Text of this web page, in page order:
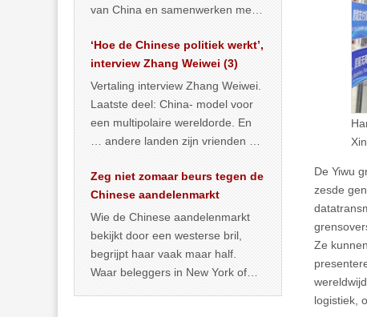
De Yiwu
zesde
Ze
logistiek,
van China en samenwerken met
… >> lees meer
‘Hoe de Chinese politiek werkt’,
interview Zhang Weiwei (3)
Vertaling interview Zhang Weiwei.
Laatste deel: China- model voor
een multipolaire wereldorde. En
… andere landen zijn vrienden of
Zeg niet zomaar beurs tegen de
Chinese aandelenmarkt
Wie de Chinese aandelenmarkt
bekijkt door een westerse bril,
begrijpt haar vaak maar half.
Waar beleggers in New York of